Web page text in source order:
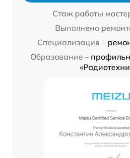
Стаж работы
Выполнено
Специализация –
Образование –